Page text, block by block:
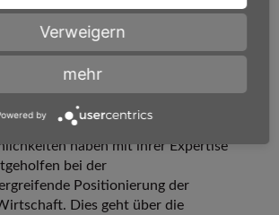
ausgeschiedenen
danke ich für ihre
im Präsidium und den
knapp bemessene Zeit für die
danke ich darüber hinaus
Einsatz als Vizepräsident.
haben mit ihrer Expertise
bei der
Positionierung der
Dies geht über die
Verweigern
mehr
by